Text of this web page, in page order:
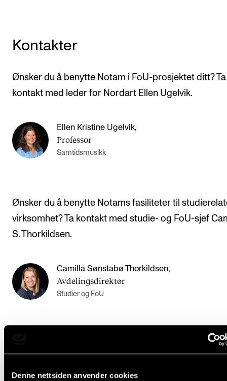
Denne nettsiden anvender cookies
Kontakter
Ønsker du å benytte Notam i FoU-prosjektet ditt? Ta
kontakt med leder for Nordart Ellen Ugelvik.
Ellen Kristine Ugelvik,
Professor
Samtidsmusikk
Ønsker du å benytte Notams fasiliteter til
virksomhet? Ta kontakt med studie- og FoU-sjef
S. Thorkildsen.
Camilla Sønstabø Thorkildsen,
Avdelingsdirektør
Studier og FoU
SAMARBEID AVTALE